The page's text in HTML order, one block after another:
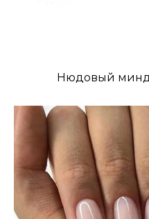
Нюдовый